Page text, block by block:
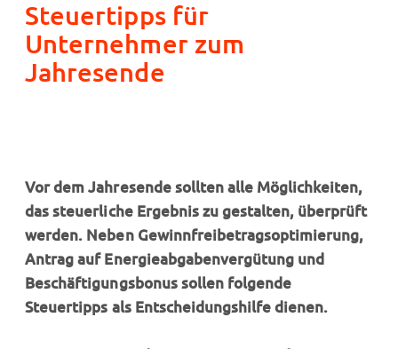
Steuertipps für
Unternehmer zum
Jahresende
Vor dem Jahresende sollten alle Möglichkeiten,
das steuerliche Ergebnis zu gestalten, überprüft
werden. Neben Gewinnfreibetragsoptimierung,
Antrag auf Energieabgabenvergütung und
Beschäftigungsbonus sollen folgende
Steuertipps als Entscheidungshilfe dienen.